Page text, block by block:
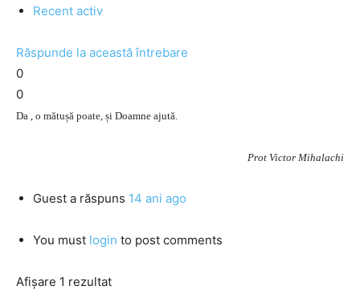
Recent activ
Răspunde la această întrebare
0
0
Da , o mătușă poate, și Doamne ajută.
Prot Victor Mihalachi
Guest a răspuns 14 ani ago
You must login to post comments
Afișare 1 rezultat